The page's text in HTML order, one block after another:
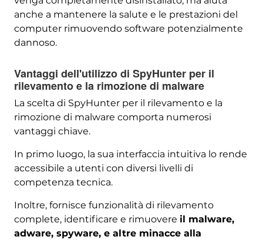
anche a mantenere la salute e le prestazioni del
computer rimuovendo software potenzialmente
dannoso.
Vantaggi dell'utilizzo di SpyHunter per il
rilevamento e la rimozione di malware
La scelta di SpyHunter per il rilevamento e la
rimozione di malware comporta numerosi
vantaggi chiave.
In primo luogo, la sua interfaccia intuitiva lo rende
accessibile a utenti con diversi livelli di
competenza tecnica.
Inoltre, fornisce funzionalità di rilevamento
complete, identificare e rimuovere il malware,
adware, spyware, e altre minacce alla